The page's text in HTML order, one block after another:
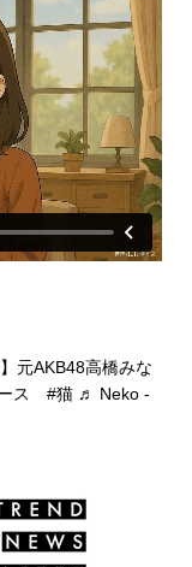
元AKB48高橋みな
ス #猫 ♬ Neko -